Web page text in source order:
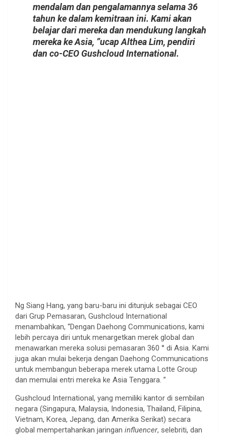
mendalam dan pengalamannya selama 36
tahun ke dalam kemitraan ini. Kami akan
belajar dari mereka dan mendukung langkah
mereka ke Asia, ”ucap Althea Lim, pendiri
dan co-CEO Gushcloud International.
Ng Siang Hang, yang baru-baru ini ditunjuk sebagai CEO
dari Grup Pemasaran, Gushcloud International
menambahkan, “Dengan Daehong Communications, kami
lebih percaya diri untuk menargetkan merek global dan
menawarkan mereka solusi pemasaran 360 ° di Asia. Kami
juga akan mulai bekerja dengan Daehong Communications
untuk membangun beberapa merek utama Lotte Group
dan memulai entri mereka ke Asia Tenggara. ”
Gushcloud International, yang memiliki kantor di sembilan
negara (Singapura, Malaysia, Indonesia, Thailand, Filipina,
Vietnam, Korea, Jepang, dan Amerika Serikat) secara
global mempertahankan jaringan influencer, selebriti, dan